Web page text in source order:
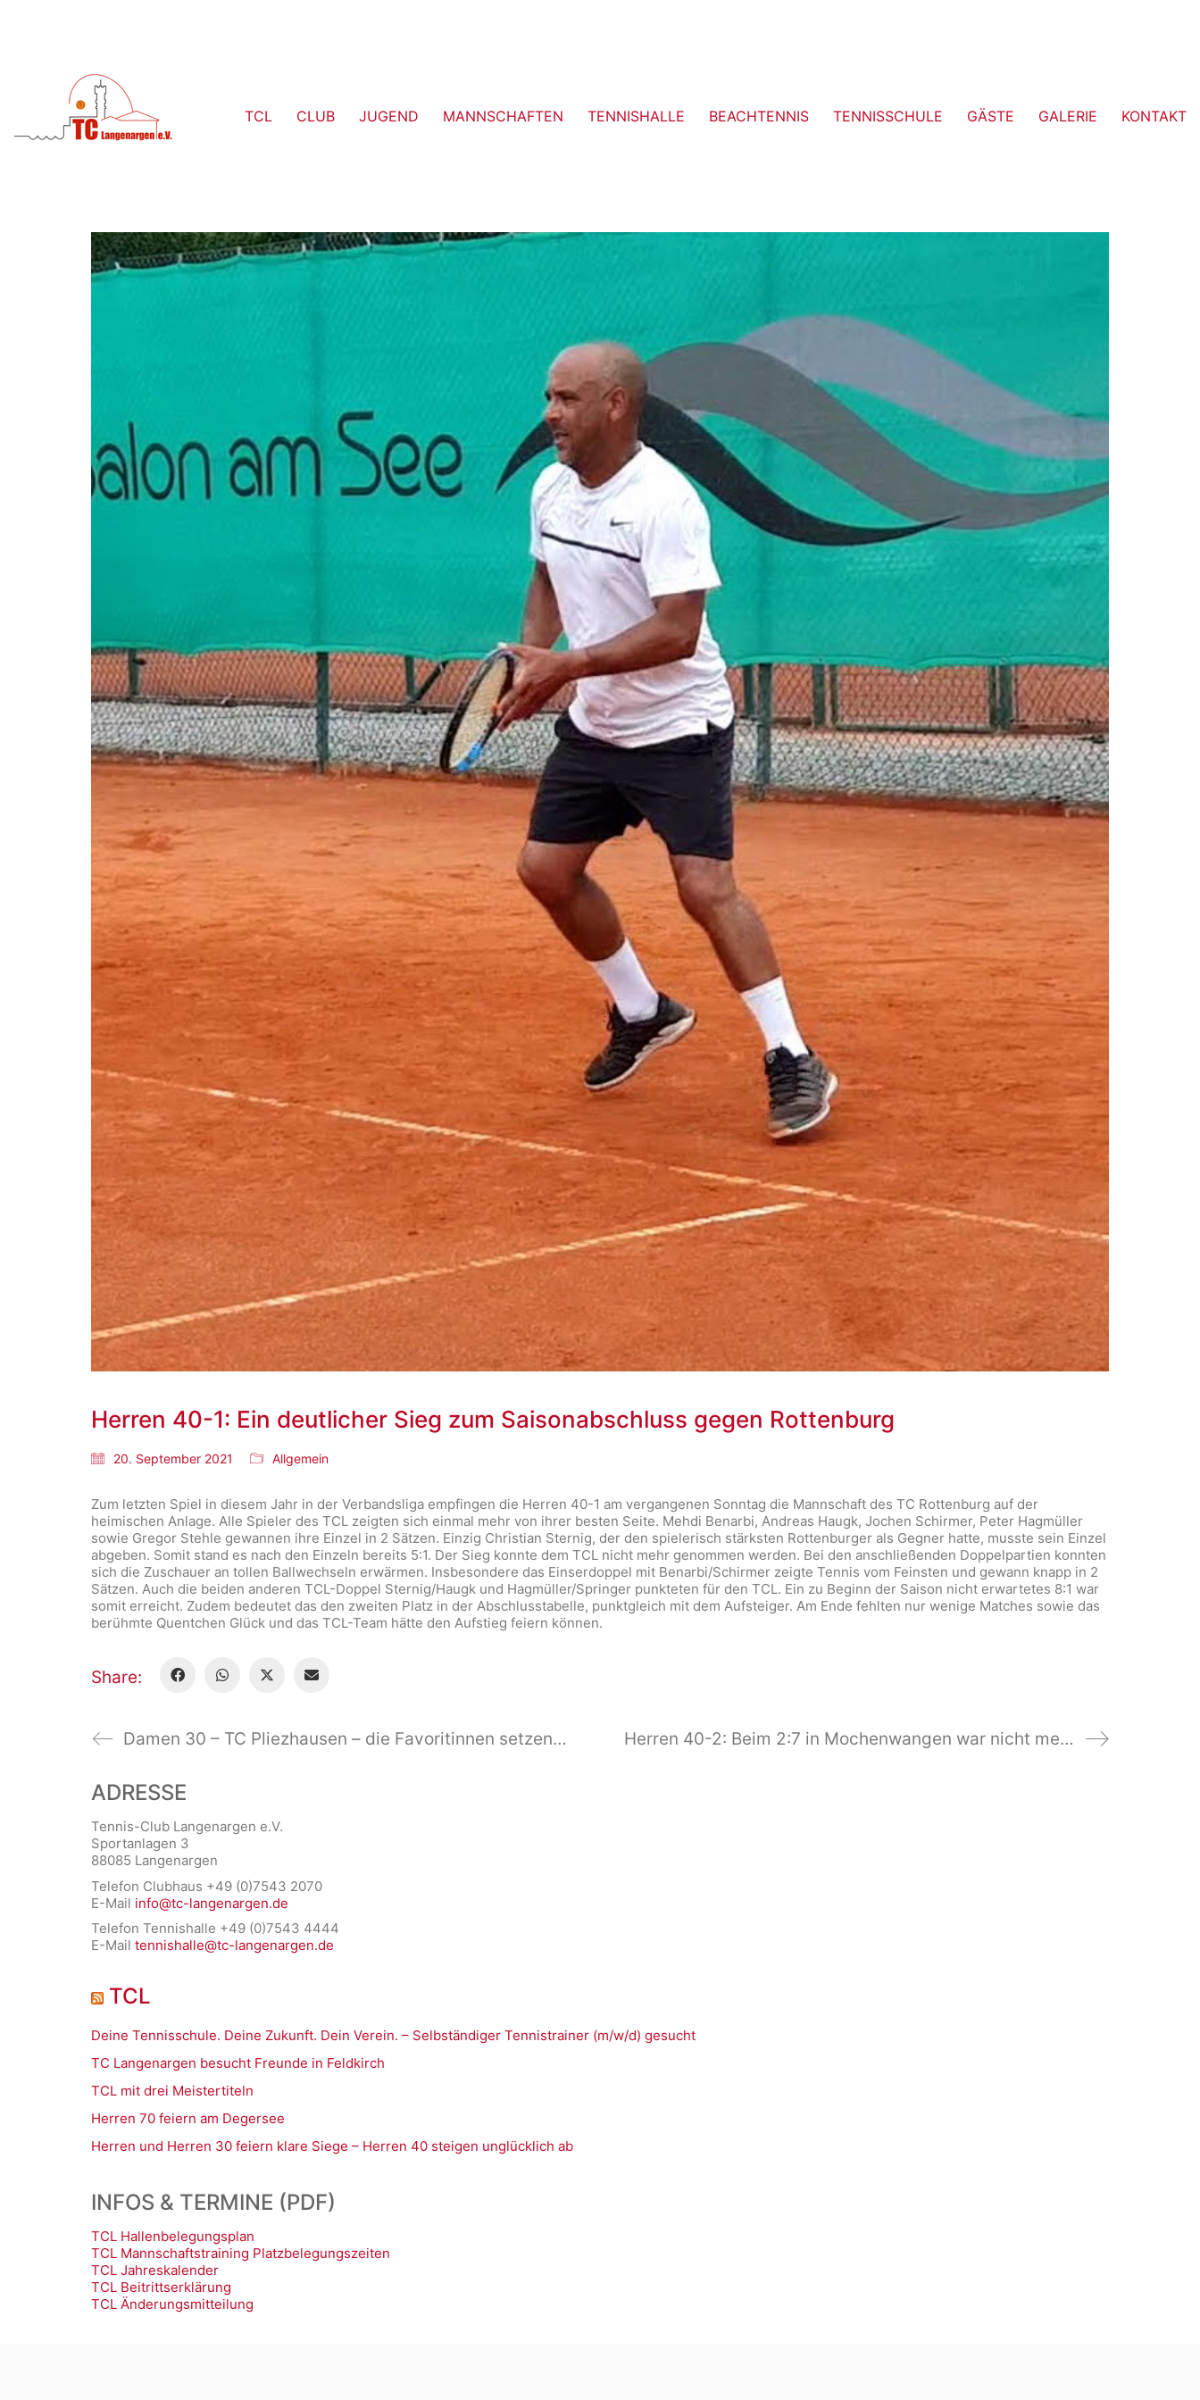
TCL CLUB JUGEND MANNSCHAFTEN TENNISHALLE BEACHTENNIS TENNISSCHULE GÄSTE GALERIE KONTAKT
Herren 40-1: Ein deutlicher Sieg zum Saisonabschluss gegen Rottenburg
20. September 2021 Allgemein
Zum letzten Spiel in diesem Jahr in der Verbandsliga empfingen die Herren 40-1 am vergangenen Sonntag die Mannschaft des TC Rottenburg auf der
heimischen Anlage. Alle Spieler des TCL zeigten sich einmal mehr von ihrer besten Seite. Mehdi Benarbi, Andreas Haugk, Jochen Schirmer, Peter Hagmüller
sowie Gregor Stehle gewannen ihre Einzel in 2 Sätzen. Einzig Christian Sternig, der den spielerisch stärksten Rottenburger als Gegner hatte, musste sein Einzel
abgeben. Somit stand es nach den Einzeln bereits 5:1. Der Sieg konnte dem TCL nicht mehr genommen werden. Bei den anschließenden Doppelpartien konnten
sich die Zuschauer an tollen Ballwechseln erwärmen. Insbesondere das Einserdoppel mit Benarbi/Schirmer zeigte Tennis vom Feinsten und gewann knapp in 2
Sätzen. Auch die beiden anderen TCL-Doppel Sternig/Haugk und Hagmüller/Springer punkteten für den TCL. Ein zu Beginn der Saison nicht erwartetes 8:1 war
somit erreicht. Zudem bedeutet das den zweiten Platz in der Abschlusstabelle, punktgleich mit dem Aufsteiger. Am Ende fehlten nur wenige Matches sowie das
berühmte Quentchen Glück und das TCL-Team hätte den Aufstieg feiern können.
Share:
Damen 30 – TC Pliezhausen – die Favoritinnen setzen sich durch Herren 40-2: Beim 2:7 in Mochenwangen war nicht mehr zu holen
ADRESSE
Tennis-Club Langenargen e.V.
Sportanlagen 3
88085 Langenargen
Telefon Clubhaus +49 (0)7543 2070
E-Mail info@tc-langenargen.de
Telefon Tennishalle +49 (0)7543 4444
E-Mail tennishalle@tc-langenargen.de
TCL
Deine Tennisschule. Deine Zukunft. Dein Verein. – Selbständiger Tennistrainer (m/w/d) gesucht
TC Langenargen besucht Freunde in Feldkirch
TCL mit drei Meistertiteln
Herren 70 feiern am Degersee
Herren und Herren 30 feiern klare Siege – Herren 40 steigen unglücklich ab
INFOS & TERMINE (PDF)
TCL Hallenbelegungsplan
TCL Mannschaftstraining Platzbelegungszeiten
TCL Jahreskalender
TCL Beitrittserklärung
TCL Änderungsmitteilung